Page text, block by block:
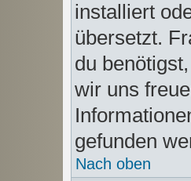
installiert
übersetzt.
du
wir uns
gefunden
Nach oben